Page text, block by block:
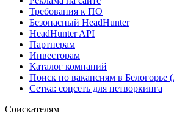
Требования к ПО
Безопасный HeadHunter
HeadHunter API
Партнерам
Инвесторам
Каталог компаний
Поиск по вакансиям в Белогорье
Сетка: соцсеть для нетворкинга
Соискателям